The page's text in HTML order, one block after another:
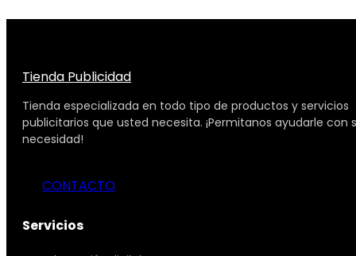
Tienda Publicidad
Tienda especializada en todo tipo de productos y servicios
publicitarios que usted necesita. ¡Permitanos ayudarle con
necesidad!
CONTACTO
Servicios